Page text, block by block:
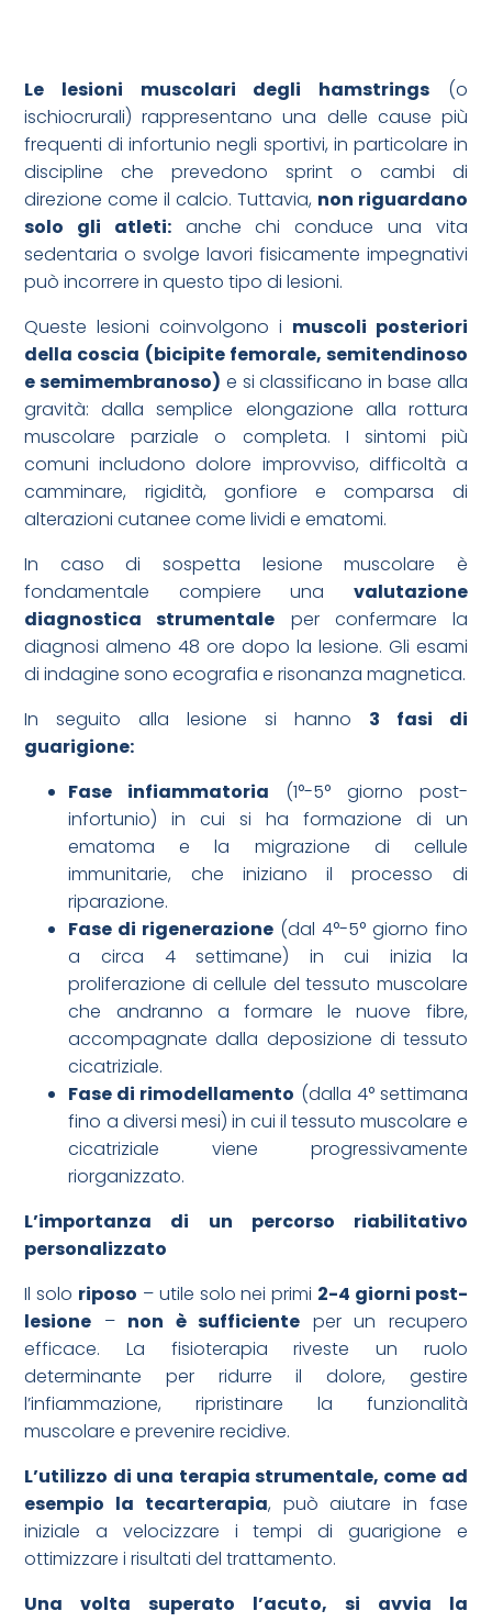
Le lesioni muscolari degli hamstrings(o
ischiocrurali) rappresentano una delle cause più
frequenti di infortunio negli sportivi, in particolare in
discipline che prevedono sprint o cambi di
direzione come il calcio. Tuttavia, non riguardano
solo gli atleti:anche chi conduce una vita
sedentaria o svolge lavori fisicamente impegnativi
può incorrere in questo tipo di lesioni.
Queste lesioni coinvolgono i muscoli posteriori
della coscia (bicipite femorale, semitendinoso
e semimembranoso) e si classificano in base alla
gravità: dalla semplice elongazione alla rottura
muscolare parziale o completa. I sintomi più
comuni includono dolore improvviso, difficoltà a
camminare, rigidità, gonfiore e comparsa di
alterazioni cutanee come lividi e ematomi.
In caso di sospetta lesione muscolare è
fondamentale compiere una valutazione
diagnostica strumentale per confermare la
diagnosi almeno 48 ore dopo la lesione. Gli esami
di indagine sono ecografia e risonanza magnetica.
In seguito alla lesione si hanno 3 fasi di
guarigione:
Fase infiammatoria (1°-5° giorno post-
infortunio) in cui si ha formazione di un
ematoma e la migrazione di cellule
immunitarie, che iniziano il processo di
riparazione.
Fase di rigenerazione (dal 4°-5° giorno fino
a circa 4 settimane) in cui inizia la
proliferazione di cellule del tessuto muscolare
che andranno a formare le nuove fibre,
accompagnate dalla deposizione di tessuto
cicatriziale.
Fase di rimodellamento (dalla 4° settimana
fino a diversi mesi) in cui il tessuto muscolare e
cicatriziale viene progressivamente
riorganizzato.
L’importanza di un percorso riabilitativo
personalizzato
Il solo riposo – utile solo nei primi 2-4 giorni post-
lesione – non è sufficiente per un recupero
efficace. La fisioterapia riveste un ruolo
determinante per ridurre il dolore, gestire
l’infiammazione, ripristinare la funzionalità
muscolare e prevenire recidive.
L’utilizzo di una terapia strumentale, come ad
esempio la tecarterapia, può aiutare in fase
iniziale a velocizzare i tempi di guarigione e
ottimizzare i risultati del trattamento.
Una volta superato l’acuto, si avvia la